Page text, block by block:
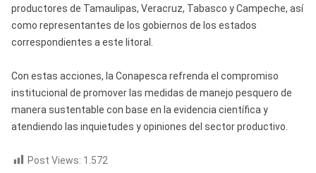
productores de Tamaulipas, Veracruz, Tabasco y Campeche, así
como representantes de los gobiernos de los estados
correspondientes a este litoral.
Con estas acciones, la Conapesca refrenda el compromiso
institucional de promover las medidas de manejo pesquero de
manera sustentable con base en la evidencia científica y
atendiendo las inquietudes y opiniones del sector productivo.
Post Views: 1.572